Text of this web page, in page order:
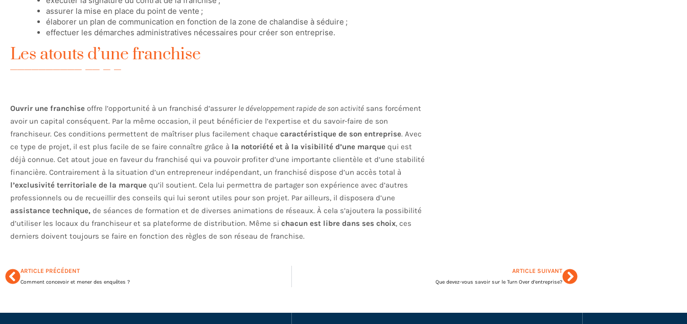
assurer la mise en place du point de vente ;
élaborer un plan de communication en fonction de la zone de chalandise à séduire ;
effectuer les démarches administratives nécessaires pour créer son entreprise.
Les atouts d’une franchise
Ouvrir une franchise offre l’opportunité à un franchisé d’assurer le développement rapide de son activité sans forcément
avoir un capital conséquent. Par la même occasion, il peut bénéficier de l’expertise et du savoir-faire de son
franchiseur. Ces conditions permettent de maîtriser plus facilement chaque caractéristique de son entreprise. Avec
ce type de projet, il est plus facile de se faire connaître grâce à la notoriété et à la visibilité d’une marque qui est
déjà connue. Cet atout joue en faveur du franchisé qui va pouvoir profiter d’une importante clientèle et d’une stabilité
financière. Contrairement à la situation d’un entrepreneur indépendant, un franchisé dispose d’un accès total à
l’exclusivité territoriale de la marque qu’il soutient. Cela lui permettra de partager son expérience avec d’autres
professionnels ou de recueillir des conseils qui lui seront utiles pour son projet. Par ailleurs, il disposera d’une
assistance technique, de séances de formation et de diverses animations de réseaux. À cela s’ajoutera la possibilité
d’utiliser les locaux du franchiseur et sa plateforme de distribution. Même si chacun est libre dans ses choix, ces
derniers doivent toujours se faire en fonction des règles de son réseau de franchise.
ARTICLE PRÉCÉDENT
Comment concevoir et mener des enquêtes ?
ARTICLE SUIVANT
Que devez-vous savoir sur le Turn Over d’entreprise?